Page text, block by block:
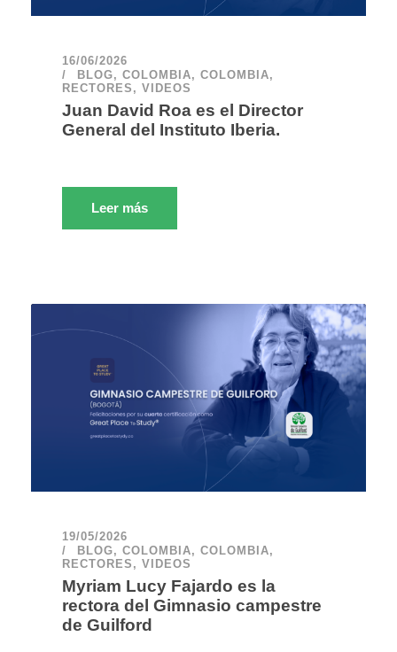
16/06/2026
BLOG, COLOMBIA, COLOMBIA,
RECTORES , VIDEOS
Juan David Roa es el Director
General del Instituto Iberia.
Leer más
19/05/2026
BLOG, COLOMBIA, COLOMBIA,
RECTORES , VIDEOS
Myriam Lucy Fajardo es la
rectora del Gimnasio campestre
de Guilford